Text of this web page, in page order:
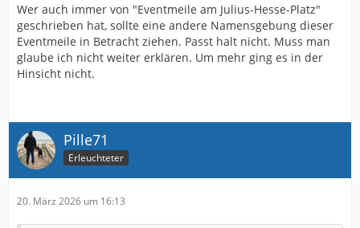
Wer auch immer von "Eventmeile am Julius-Hesse-Platz"
geschrieben hat, sollte eine andere Namensgebung dieser
Eventmeile in Betracht ziehen. Passt halt nicht. Muss man
glaube ich nicht weiter erklären. Um mehr ging es in der
Hinsicht nicht.
Pille71
Erleuchteter
20. März 2026 um 16:13